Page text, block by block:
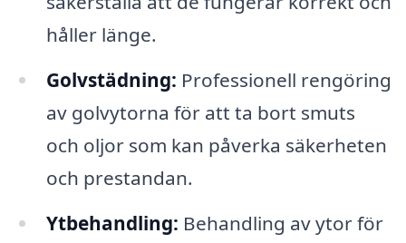
håller länge.
Golvstädning: Professionell rengöring
av golvytorna för att ta bort smuts
och oljor som kan påverka säkerheten
och prestandan.
Ytbehandling: Behandling av ytor för